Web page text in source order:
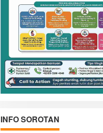
INFO SOROTAN